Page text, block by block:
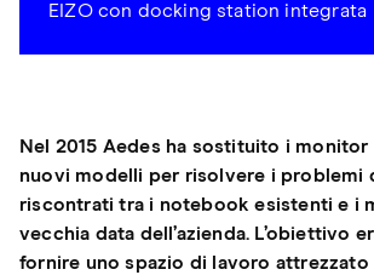
EIZO con docking station integrata
Nel 2015 Aedes ha sostituito i monitor
nuovi modelli per risolvere i problemi
riscontrati tra i notebook esistenti e i
vecchia data dell’azienda. L’obiettivo
fornire uno spazio di lavoro attrezzato